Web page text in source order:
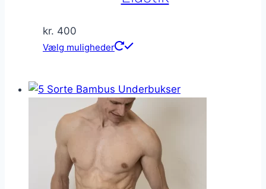
kr. 400
Vælg muligheder
Dette
flere
varianter.
Mulighederne
kan
vælges
på